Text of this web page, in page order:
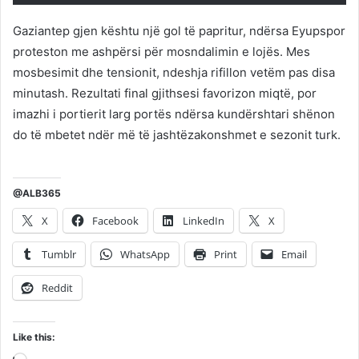
Gaziantep gjen kështu një gol të papritur, ndërsa Eyupspor
proteston me ashpërsi për mosndalimin e lojës. Mes
mosbesimit dhe tensionit, ndeshja rifillon vetëm pas disa
minutash. Rezultati final gjithsesi favorizon miqtë, por
imazhi i portierit larg portës ndërsa kundërshtari shënon
do të mbetet ndër më të jashtëzakonshmet e sezonit turk.
@ALB365
X Facebook LinkedIn X
Tumblr WhatsApp Print Email
Reddit
Like this: